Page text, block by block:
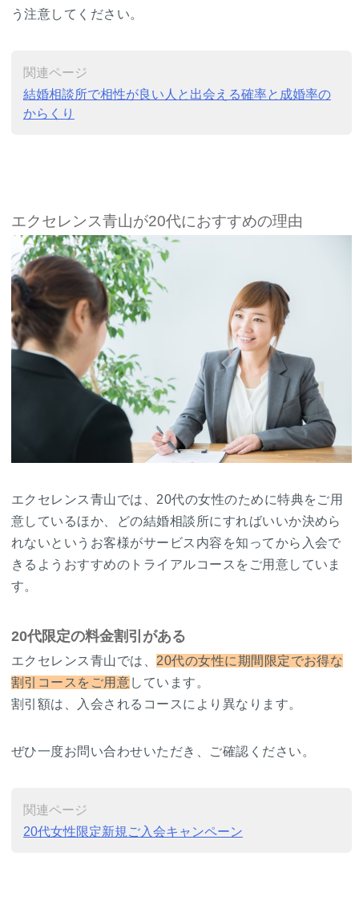
う注意してください。
関連ページ
結婚相談所で相性が良い人と出会える確率と成婚率の
からくり
エクセレンス青山が20代におすすめの理由
エクセレンス青山では、20代の女性のために特典をご用
意しているほか、どの結婚相談所にすればいいか決めら
れないというお客様がサービス内容を知ってから入会で
きるようおすすめのトライアルコースをご用意していま
す。
20代限定の料金割引がある
エクセレンス青山では、 20代の女性に期間限定でお得な
割引コースをご用意しています。
割引額は、入会されるコースにより異なります。
ぜひ一度お問い合わせいただき、ご確認ください。
関連ページ
20代女性限定新規ご入会キャンペーン